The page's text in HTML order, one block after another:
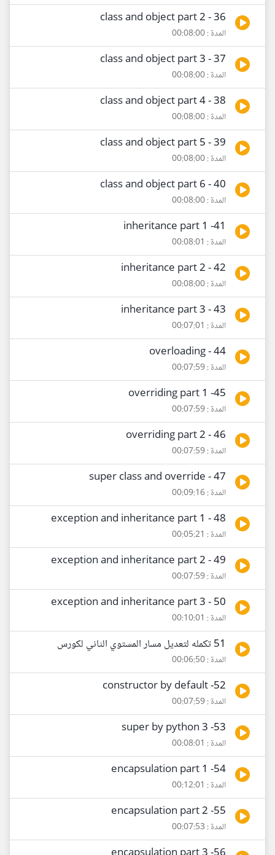
36 - class and object part 2
المدة : 00:08:00
37 - class and object part 3
المدة : 00:08:00
38 - class and object part 4
المدة : 00:08:00
39 - class and object part 5
المدة : 00:08:00
40 - class and object part 6
المدة : 00:08:00
41- inheritance part 1
المدة : 00:08:01
42 - inheritance part 2
المدة : 00:08:00
43 - inheritance part 3
المدة : 00:07:01
44 - overloading
المدة : 00:07:59
45- overriding part 1
المدة : 00:07:59
46 - overriding part 2
المدة : 00:07:59
47 - super class and override
المدة : 00:09:16
48 - exception and inheritance part 1
المدة : 00:05:21
49 - exception and inheritance part 2
المدة : 00:07:59
50 - exception and inheritance part 3
المدة : 00:10:01
51 تكمله لتعديل مسار المستوي الثاني لكورس
المدة : 00:06:50
52- constructor by default
المدة : 00:07:59
53- super by python 3
المدة : 00:08:01
54- encapsulation part 1
المدة : 00:12:01
55- encapsulation part 2
المدة : 00:07:53